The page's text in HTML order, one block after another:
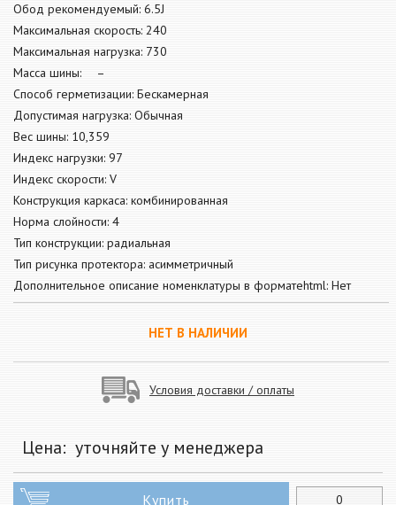
Обод рекомендуемый: 6.5J
Максимальная скорость: 240
Максимальная нагрузка: 730
Масса шины: –
Способ герметизации: Бескамерная
Допустимая нагрузка: Обычная
Вес шины: 10,359
Индекс нагрузки: 97
Индекс скорости: V
Конструкция каркаса: комбинированная
Норма слойности: 4
Тип конструкции: радиальная
Тип рисунка протектора: асимметричный
Дополнительное описание номенклатуры в форматеhtml: Нет
НЕТ В НАЛИЧИИ
Условия доставки / оплаты
Цена: уточняйте у менеджера
Купить